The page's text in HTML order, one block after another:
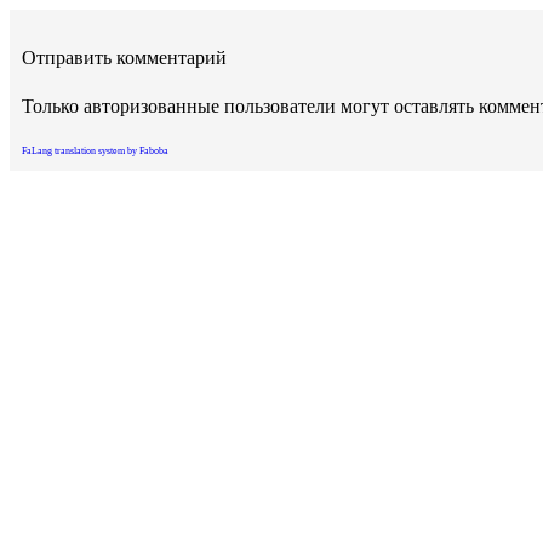
Отправить комментарий
Только авторизованные пользователи могут оставлять
FaLang translation system by Faboba